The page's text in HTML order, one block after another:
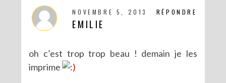
RÉPONDRE
NOVEMBRE 5, 2013
EMILIE
oh c’est trop trop beau ! demain je les
imprime